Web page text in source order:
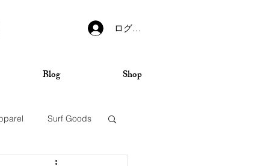
ログイン
Blog Shop
Surf Goods